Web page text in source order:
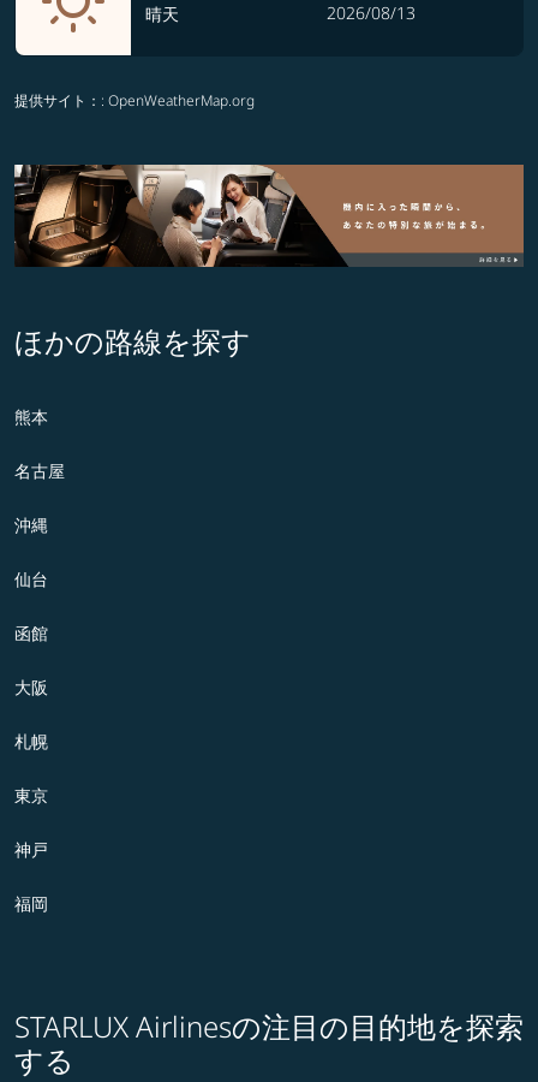
晴天
2026/08/13
提供サイト： : OpenWeatherMap.org
ほかの路線を探す
熊本
名古屋
沖縄
仙台
函館
大阪
札幌
東京
神戸
福岡
STARLUX Airlinesの注目の目的地を探索
する